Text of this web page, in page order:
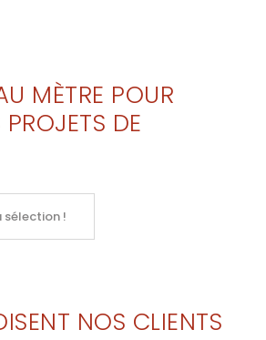
MÈTRE POUR
DE
sélection !
NOS CLIENTS